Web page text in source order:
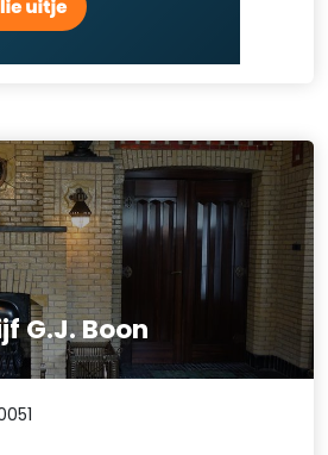
G.J. Boon